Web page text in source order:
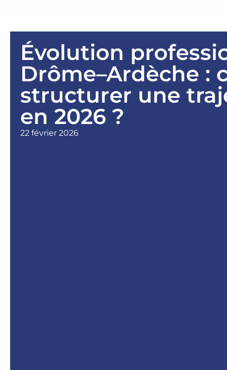
Évolution
Drôme–Ardèche :
structurer une
en 2026 ?
22 février 2026